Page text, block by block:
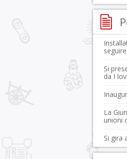
Si
da I
La
unioni
Si gira